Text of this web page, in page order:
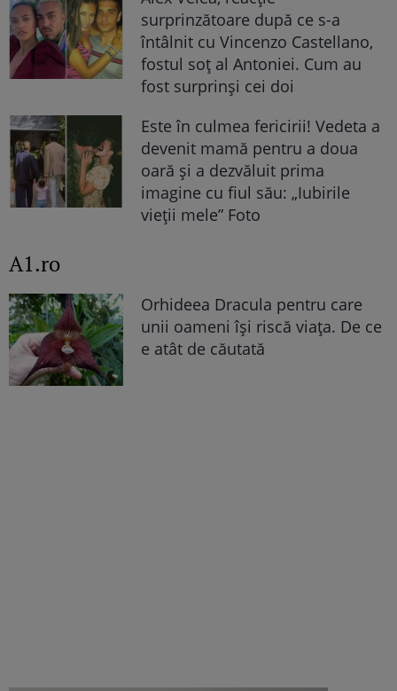
surprinzătoare după ce s-a
întâlnit cu Vincenzo Castellano,
fostul soț al Antoniei. Cum au
fost surprinși cei doi
Este în culmea fericirii! Vedeta a
devenit mamă pentru a doua
oară și a dezvăluit prima
imagine cu fiul său: „Iubirile
vieții mele” Foto
A1.ro
Orhideea Dracula pentru care
unii oameni își riscă viața. De ce
e atât de căutată